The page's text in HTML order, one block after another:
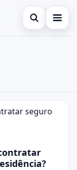
Abrir busca
fechar.